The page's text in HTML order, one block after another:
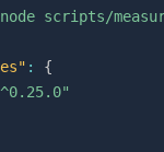
scripts/
:
{